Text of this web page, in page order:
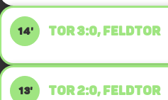
14' TOR 3:0, FELDTOR
13' TOR 2:0, FELDTOR